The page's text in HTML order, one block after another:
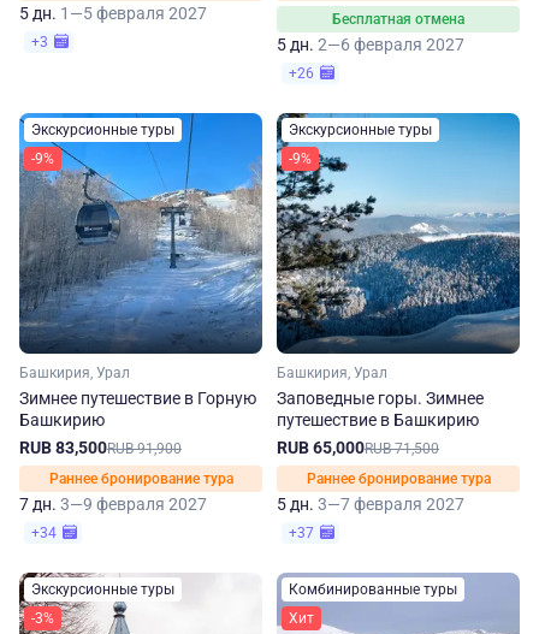
5 дн. 1—5 февраля 2027
+3
Бесплатная отмена
5 дн. 2—6 февраля 2027
+26
Экскурсионные туры
-9%
Башкирия, Урал
Зимнее путешествие в Горную
Башкирию
RUB 83,500RUB 91,900
Раннее бронирование тура
7 дн. 3—9 февраля 2027
+34
Экскурсионные туры
-9%
Башкирия, Урал
Заповедные горы. Зимнее
путешествие в Башкирию
RUB 65,000RUB 71,500
Раннее бронирование тура
5 дн. 3—7 февраля 2027
+37
Экскурсионные туры
-3%
Комбинированные туры
Хит